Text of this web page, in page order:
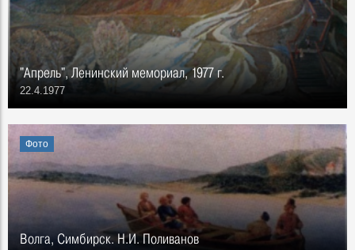
"Апрель", Ленинский мемориал, 1977 г.
22.4.1977
Фото
Волга, Симбирск. Н.И. Поливанов